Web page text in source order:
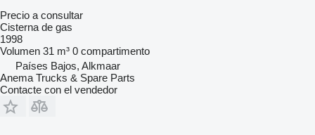
Precio a consultar
Cisterna de gas
1998
Volumen 31 m³ 0 compartimento
Países Bajos, Alkmaar
Anema Trucks & Spare Parts
Contacte con el vendedor